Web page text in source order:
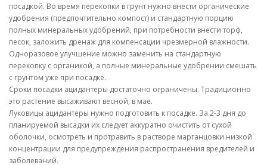
посадкой. Во время перекопки в грунт нужно внести органические
удобрения (предпочтительно компост) и стандартную порцию
полных минеральных удобрений, при потребности внести торф,
песок, заложить дренаж для компенсации чрезмерной влажности.
Одноразовое улучшение можно заменить на стандартную
перекопку с органикой, а полные минеральные удобрении смешать
с грунтом уже при посадке.
Сроки посадки ацидантеры достаточно ограничены. Традиционно
это растение высаживают весной, в мае.
Луковицы ацидантеры нужно подготовить к посадке. За 2-3 дня до
планируемой высадки их следует аккуратно очистить от сухой
оболочки, осмотреть и протравить в растворе марганцовки низкой
концентрации для предупреждения распространения вредителей и
заболеваний.